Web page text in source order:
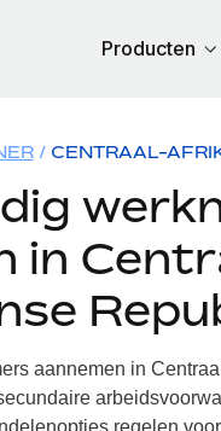
Producten
CENTRAAL-
in
aannemen in
regelen